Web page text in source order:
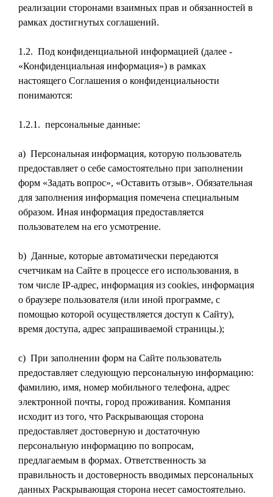
реализации сторонами взаимных прав и обязанностей в
рамках достигнутых соглашений.
1.2. Под конфиденциальной информацией (далее -
«Конфиденциальная информация») в рамках
настоящего Соглашения о конфиденциальности
понимаются:
1.2.1. персональные данные:
a) Персональная информация, которую пользователь
предоставляет о себе самостоятельно при заполнении
форм «Задать вопрос», «Оставить отзыв». Обязательная
для заполнения информация помечена специальным
образом. Иная информация предоставляется
пользователем на его усмотрение.
b) Данные, которые автоматически передаются
счетчикам на Сайте в процессе его использования, в
том числе IP-адрес, информация из cookies, информация
о браузере пользователя (или иной программе, с
помощью которой осуществляется доступ к Сайту),
время доступа, адрес запрашиваемой страницы.);
c) При заполнении форм на Сайте пользователь
предоставляет следующую персональную информацию:
фамилию, имя, номер мобильного телефона, адрес
электронной почты, город проживания. Компания
исходит из того, что Раскрывающая сторона
предоставляет достоверную и достаточную
персональную информацию по вопросам,
предлагаемым в формах. Ответственность за
правильность и достоверность вводимых персональных
данных Раскрывающая сторона несет самостоятельно.